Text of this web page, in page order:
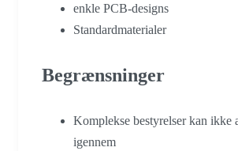
enkle PCB-designs
Standardmaterialer
Begrænsninger
Komplekse bestyrelser kan ikke
igennem